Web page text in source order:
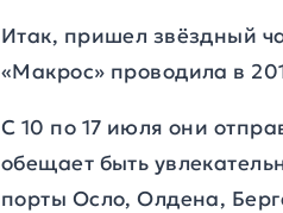
Итак, пришел звёздный
«Макрос» проводила в
С 10 по 17 июля они
обещает быть
порты Осло, Олдена,